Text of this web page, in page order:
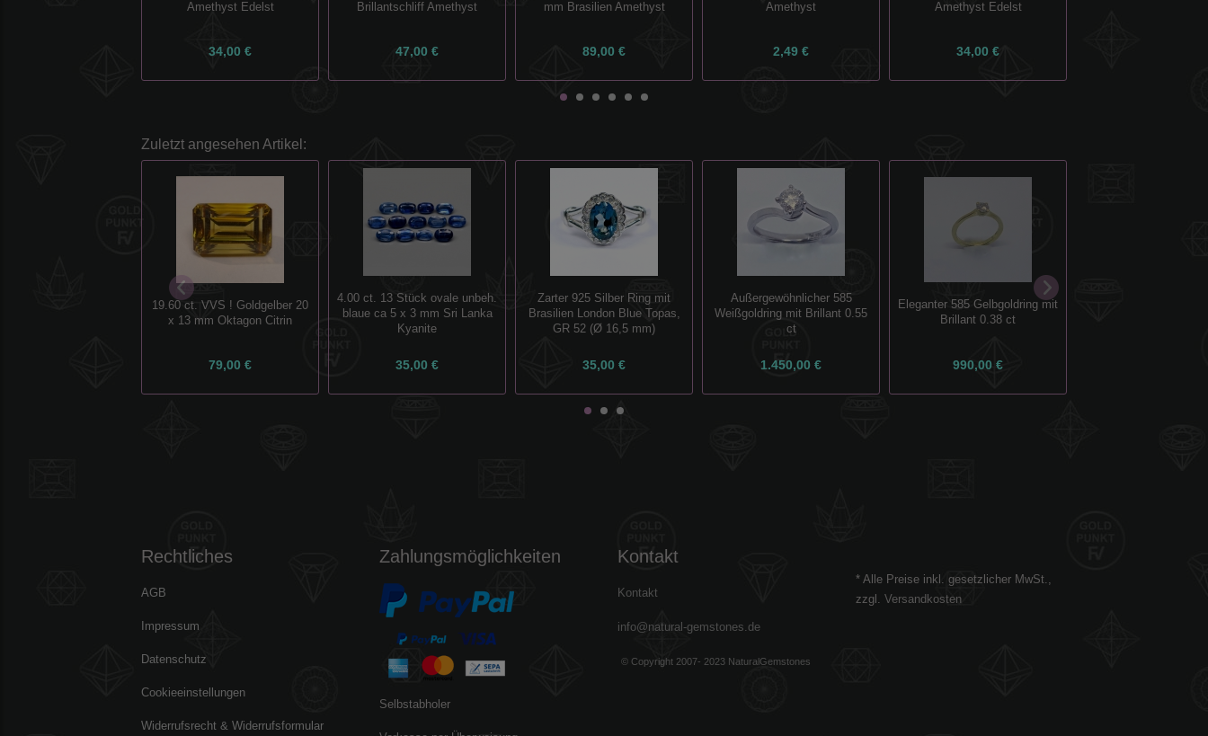
Amethyst Edelst
34,00 €
Brillantschliff Amethyst
47,00 €
mm Brasilien Amethyst
89,00 €
Amethyst
2,49 €
Amethyst Edelst
34,00 €
Zuletzt angesehen Artikel:
19.60 ct. VVS ! Goldgelber 20
x 13 mm Oktagon Citrin
79,00 €
4.00 ct. 13 Stück ovale unbeh.
blaue ca 5 x 3 mm Sri Lanka
Kyanite
35,00 €
Zarter 925 Silber Ring mit
Brasilien London Blue Topas,
GR 52 (Ø 16,5 mm)
35,00 €
Außergewöhnlicher 585
Weißgoldring mit Brillant 0.55
ct
1.450,00 €
Eleganter 585 Gelbgoldring mit
Brillant 0.38 ct
990,00 €
Rechtliches
AGB
Impressum
Datenschutz
Cookieeinstellungen
Widerrufsrecht & Widerrufsformular
Zahlungsmöglichkeiten
Selbstabholer
Kontakt
Kontakt
info@natural-gemstones.de
© Copyright 2007- 2023 NaturalGemstones
* Alle Preise inkl. gesetzlicher MwSt.,
zzgl. Versandkosten